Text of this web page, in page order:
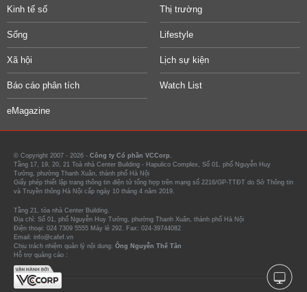
Kinh tế số Thị trường
Sống Lifestyle
Xã hội Lịch sự kiện
Báo cáo phân tích Watch List
eMagazine
© Copyright 2007 - 2026 - Công ty Cổ phần VCCorp.
Tầng 17, 19, 20, 21 Toà nhà Center Building - Hapulico Complex, Số 01, phố Nguyễn Huy
Tưởng, phường Thanh Xuân, thành phố Hà Nội
Giấy phép thiết lập trang thông tin điện tử tổng hợp trên mạng số 2216/GP-TTĐT do Sở Thông tin
và Truyền thông Hà Nội cấp ngày 10 tháng 4 năm 2019.
Tầng 21, tòa nhà Center Building.
Địa chỉ: Số 01, phố Nguyễn Huy Tưởng, phường Thanh Xuân, thành phố Hà Nội
Điện thoại: 024 7309 5555 Máy lẻ 292. Fax: 024-39744082
Email: info@cafef.vn
Chịu trách nhiệm quản lý nội dung: Ông Nguyễn Thế Tân
Hỗ trợ quảng cáo :